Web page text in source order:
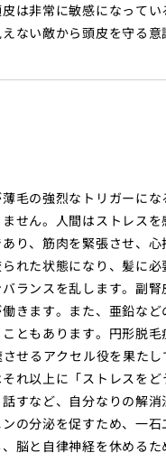
は非常に敏感になって
ない敵から頭皮を守る意
毛の強烈なトリガーにな
せん。人間はストレス
り、筋肉を緊張させ、
れた状態になり、髪に
ランスを乱します。副
きます。また、亜鉛など
ともあります。円形脱
せるアクセル役を果たし
れ以上に「ストレスを
すなど、自分なりの解
の分泌を促すため、一石
脳と自律神経を休めるた